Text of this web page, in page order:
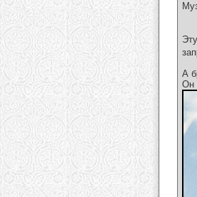
А
Он